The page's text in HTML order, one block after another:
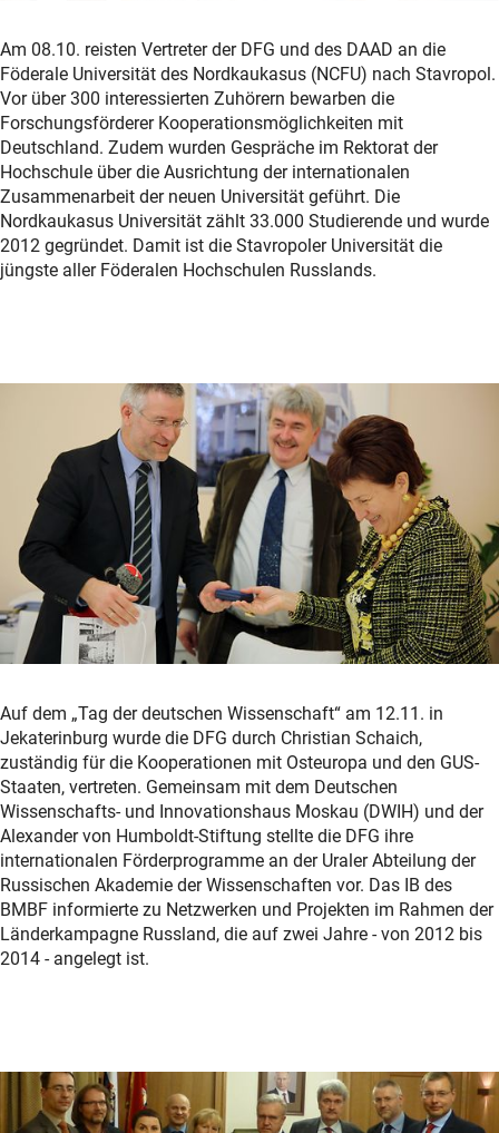
Am 08.10. reisten Vertreter der DFG und des DAAD an die
Föderale Universität des Nordkaukasus (NCFU) nach Stavropol.
Vor über 300 interessierten Zuhörern bewarben die
Forschungsförderer Kooperationsmöglichkeiten mit
Deutschland. Zudem wurden Gespräche im Rektorat der
Hochschule über die Ausrichtung der internationalen
Zusammenarbeit der neuen Universität geführt. Die
Nordkaukasus Universität zählt 33.000 Studierende und wurde
2012 gegründet. Damit ist die Stavropoler Universität die
jüngste aller Föderalen Hochschulen Russlands.
Auf dem „Tag der deutschen Wissenschaft“ am 12.11. in
Jekaterinburg wurde die DFG durch Christian Schaich,
zuständig für die Kooperationen mit Osteuropa und den GUS-
Staaten, vertreten. Gemeinsam mit dem Deutschen
Wissenschafts- und Innovationshaus Moskau (DWIH) und der
Alexander von Humboldt-Stiftung stellte die DFG ihre
internationalen Förderprogramme an der Uraler Abteilung der
Russischen Akademie der Wissenschaften vor. Das IB des
BMBF informierte zu Netzwerken und Projekten im Rahmen der
Länderkampagne Russland, die auf zwei Jahre - von 2012 bis
2014 - angelegt ist.